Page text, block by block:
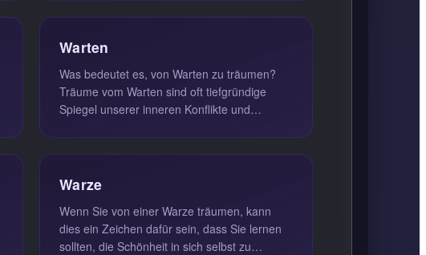
Warten
Was bedeutet es, von Warten zu träumen?
Träume vom Warten sind oft tiefgründige
Spiegel unserer inneren Konflikte und
Warze
Wenn Sie von einer Warze träumen, kann
dies ein Zeichen dafür sein, dass Sie lernen
sollten, die Schönheit in sich selbst zu